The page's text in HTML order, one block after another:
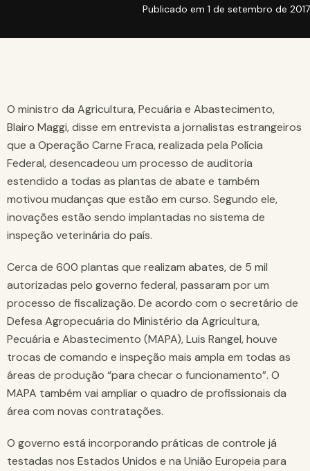
Publicado em 1 de setembro de 2017
O ministro da Agricultura, Pecuária e Abastecimento,
Blairo Maggi, disse em entrevista a jornalistas estrangeiros
que a Operação Carne Fraca, realizada pela Polícia
Federal, desencadeou um processo de auditoria
estendido a todas as plantas de abate e também
motivou mudanças que estão em curso. Segundo ele,
inovações estão sendo implantadas no sistema de
inspeção veterinária do país.
Cerca de 600 plantas que realizam abates, de 5 mil
autorizadas pelo governo federal, passaram por um
processo de fiscalização. De acordo com o secretário de
Defesa Agropecuária do Ministério da Agricultura,
Pecuária e Abastecimento (MAPA), Luis Rangel, houve
trocas de comando e inspeção mais ampla em todas as
áreas de produção “para checar o funcionamento”. O
MAPA também vai ampliar o quadro de profissionais da
área com novas contratações.
O governo está incorporando práticas de controle já
testadas nos Estados Unidos e na União Europeia para